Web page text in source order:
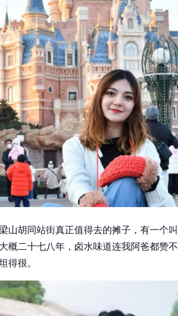
山胡同站街真正值得去的摊子，有一个
概二十七八年，卤水味道连我阿爸都赞
得很。